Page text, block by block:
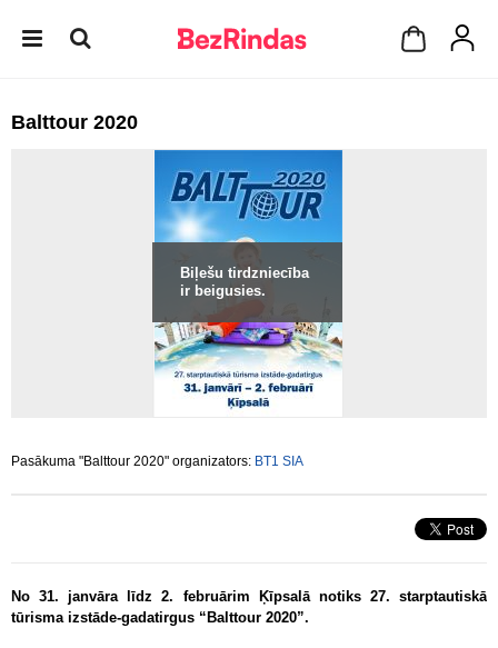
Balttour 2020
Biļešu tirdzniecība
ir beigusies.
Pasākuma "Balttour 2020" organizators: BT1 SIA
No 31. janvāra līdz 2. februārim Ķīpsalā notiks 27. starptautiskā
tūrisma izstāde-gadatirgus “Balttour 2020”.